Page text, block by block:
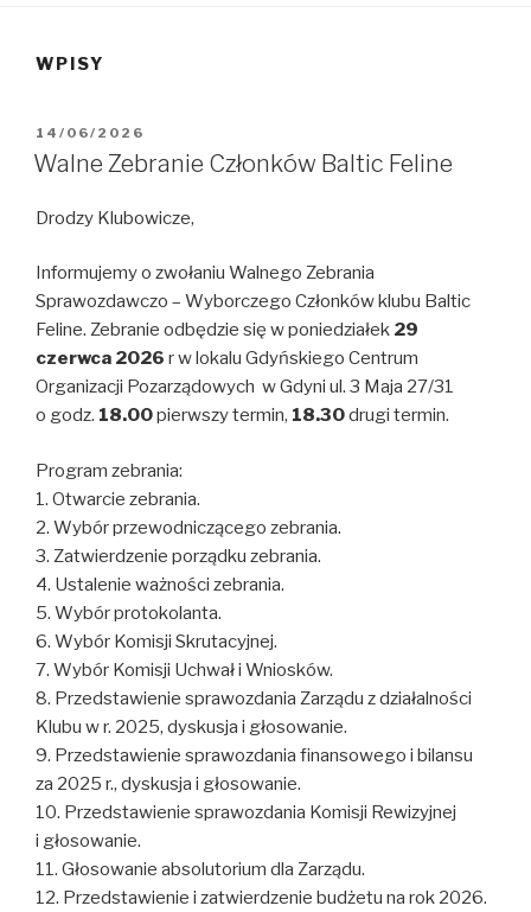
WPISY
OPUBLIKOWANE
W
14/06/2026
Walne Zebranie Członków Baltic Feline
Drodzy Klubowicze,
Informujemy o zwołaniu Walnego Zebrania
Sprawozdawczo – Wyborczego Członków klubu Baltic
Feline. Zebranie odbędzie się w poniedziałek 29
czerwca 2026 r w lokalu Gdyńskiego Centrum
Organizacji Pozarządowych w Gdyni ul. 3 Maja 27/31
o godz. 18.00pierwszy termin, 18.30drugi termin.
Program zebrania:
1. Otwarcie zebrania.
2. Wybór przewodniczącego zebrania.
3. Zatwierdzenie porządku zebrania.
4. Ustalenie ważności zebrania.
5. Wybór protokolanta.
6. Wybór Komisji Skrutacyjnej.
7. Wybór Komisji Uchwał i Wniosków.
8. Przedstawienie sprawozdania Zarządu z działalności
Klubu w r. 2025, dyskusja i głosowanie.
9. Przedstawienie sprawozdania finansowego i bilansu
za 2025 r., dyskusja i głosowanie.
10. Przedstawienie sprawozdania Komisji Rewizyjnej
i głosowanie.
11. Głosowanie absolutorium dla Zarządu.
12. Przedstawienie i zatwierdzenie budżetu na rok 2026.